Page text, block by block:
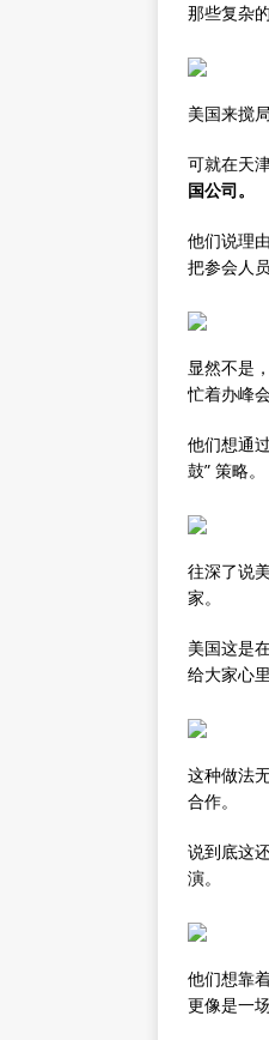
那些复杂
美国来搅
可就在天
国公司。
他们说理
把参会人
显然不是
忙着办峰
他们想通
鼓” 策略。
往深了说
家。
美国这是
给大家心
这种做法
合作。
说到底这
演。
他们想靠
更像是一